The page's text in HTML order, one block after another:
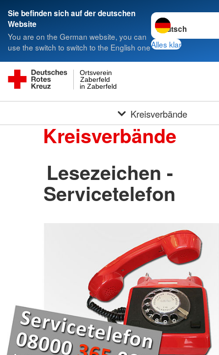
Sie befinden sich auf der deutschen
Website
You are on the German website, you can
use the switch to switch to the English one
Sprache wechseln
Alles klar
in Zaberfeld
Zaberfeld
Ortsverein
Kreisverbände
Kreisverbände
Lesezeichen -
Servicetelefon